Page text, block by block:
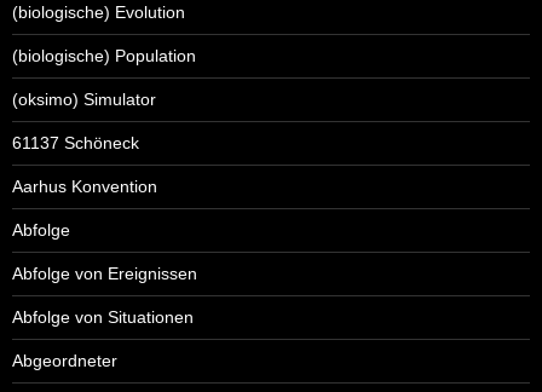
(biologische) Evolution
(biologische) Population
(oksimo) Simulator
61137 Schöneck
Aarhus Konvention
Abfolge
Abfolge von Ereignissen
Abfolge von Situationen
Abgeordneter